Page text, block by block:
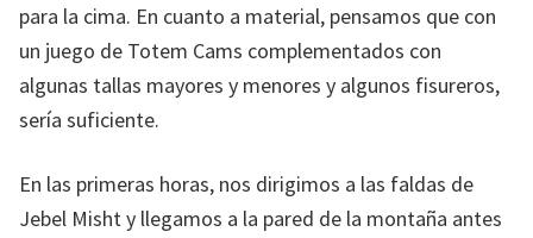
para la cima. En cuanto a material, pensamos que con
un juego de Totem Cams complementados con
algunas tallas mayores y menores y algunos fisureros,
sería suficiente.
En las primeras horas, nos dirigimos a las faldas de
Jebel Misht y llegamos a la pared de la montaña antes